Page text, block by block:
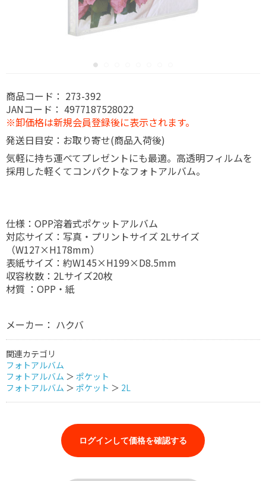
商品コード： 273-392
JANコード： 4977187528022
※卸価格は新規会員登録後に表示されます。
発送日目安：お取り寄せ(商品入荷後)
気軽に持ち運べてプレゼントにも最適。高透明フィルムを
採用した軽くてコンパクトなフォトアルバム。
仕様：OPP溶着式ポケットアルバム
対応サイズ：写真・プリントサイズ 2Lサイズ
（W127×H178mm）
表紙サイズ：約W145×H199×D8.5mm
収容枚数：2Lサイズ20枚
材質 ：OPP・紙
メーカー： ハクバ
関連カテゴリ
フォトアルバム
フォトアルバム ＞ ポケット
フォトアルバム ＞ ポケット ＞ 2L
ログインして価格を確認する